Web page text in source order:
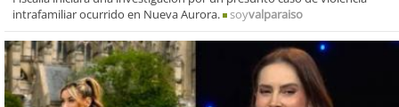
intrafamiliar ocurrido en Nueva Aurora.
soyvalparaiso